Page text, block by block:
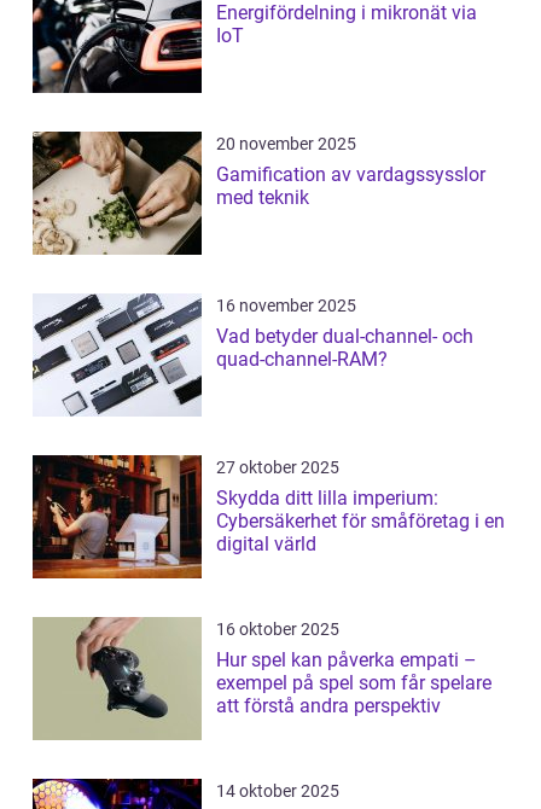
Energifördelning i mikronät via
IoT
20 november 2025
Gamification av vardagssysslor
med teknik
16 november 2025
Vad betyder dual-channel- och
quad-channel-RAM?
27 oktober 2025
Skydda ditt lilla imperium:
Cybersäkerhet för småföretag i en
digital värld
16 oktober 2025
Hur spel kan påverka empati –
exempel på spel som får spelare
att förstå andra perspektiv
14 oktober 2025